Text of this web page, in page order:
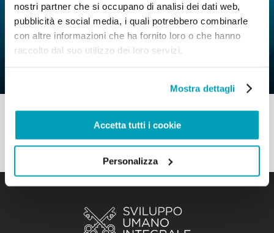
nostri partner che si occupano di analisi dei dati web,
pubblicità e social media, i quali potrebbero combinarle
con altre informazioni che ha fornito loro o che hanno
raccolto dal suo utilizzo dei loro servizi.
Mostra dettagli
Accetta tutti i cookie
Personalizza
19 Aprile 2022| ByMr_admin |
0
Comments
Buona Pratica – Un futuro da costruire